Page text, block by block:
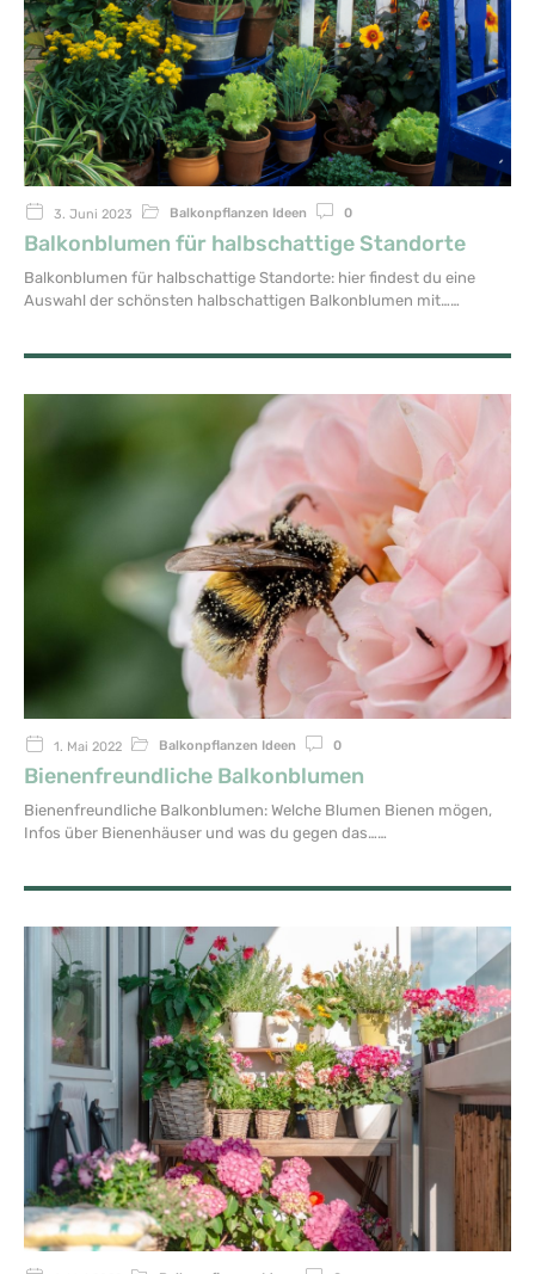
3. Juni 2023 Balkonpflanzen Ideen 0
Balkonblumen für halbschattige Standorte
Balkonblumen für halbschattige Standorte: hier findest du eine
Auswahl der schönsten halbschattigen Balkonblumen mit…
1. Mai 2022 Balkonpflanzen Ideen 0
Bienenfreundliche Balkonblumen
Bienenfreundliche Balkonblumen: Welche Blumen Bienen mögen,
Infos über Bienenhäuser und was du gegen das…